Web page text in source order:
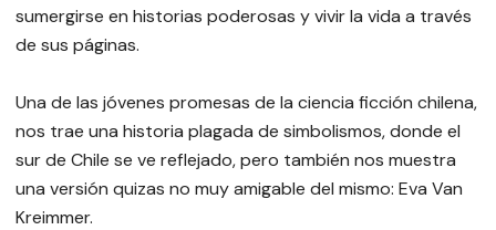
sumergirse en historias poderosas y vivir la vida a través
de sus páginas.
Una de las jóvenes promesas de la ciencia ficción chilena,
nos trae una historia plagada de simbolismos, donde el
sur de Chile se ve reflejado, pero también nos muestra
una versión quizas no muy amigable del mismo: Eva Van
Kreimmer.